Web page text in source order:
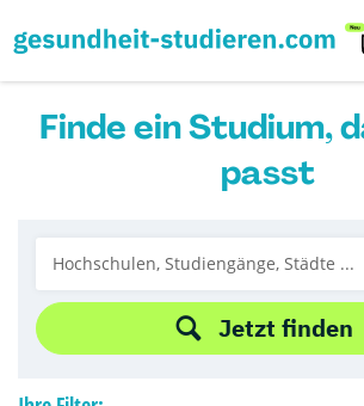
Finde ein Studium,
passt
Jetzt finden